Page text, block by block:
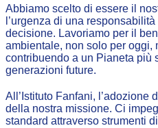
Abbiamo scelto di essere il
l’urgenza di una
decisione. Lavoriamo per il
ambientale, non solo per oggi,
contribuendo a un Pianeta più
generazioni future.
All’Istituto Fanfani, l’adozione
della nostra missione. Ci
standard attraverso strumenti